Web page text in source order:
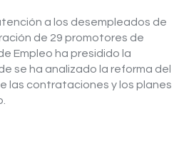
a los desempleados de
de 29 promotores de
Empleo ha presidido la
se ha analizado la reforma del
las contrataciones y los planes